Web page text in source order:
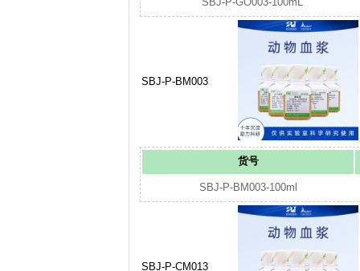
SBJ-P-GO003-100mL
SBJ-P-BM003
货号
SBJ-P-BM003-100ml
SBJ-P-CM013